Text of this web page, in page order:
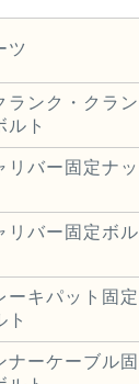
ツ
ランク・クラン
ルト
リバー固定ナッ
リバー固定ボル
ーキパット固定
ト
ナーケーブル固